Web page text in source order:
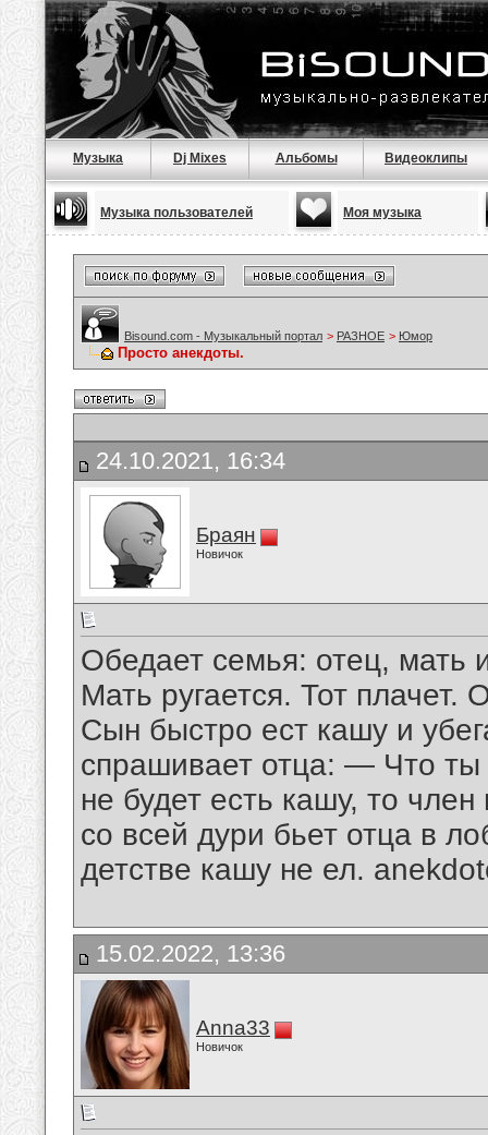
Музыка Dj Mixes Альбомы Видеоклипы
Музыка пользователей Моя музыка
Bisound.com - Музыкальный портал > РАЗНОЕ > Юмор
Просто анекдоты.
24.10.2021, 16:34
Браян
Новичок
Обедает семья: отец, мать
Мать ругается. Тот плачет.
Сын быстро ест кашу и
спрашивает отца: — Что
не будет есть кашу, то
со всей дури бьет отца в
детстве кашу не ел.
15.02.2022, 13:36
Anna33
Новичок